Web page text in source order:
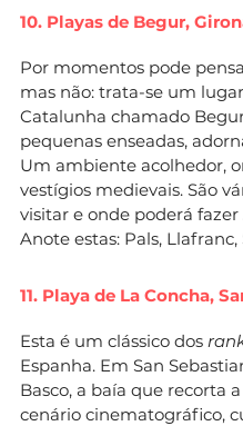
10. Playas de Begur,
Por momentos pode
mas não: trata-se um
Catalunha chamado
pequenas enseadas,
Um ambiente acolhedor,
vestígios medievais. São
visitar e onde poderá fazer
Anote estas: Pals,
11. Playa de La Concha,
Esta é um clássico dos
Espanha. Em San
Basco, a baía que recorta
cenário cinematográfico,